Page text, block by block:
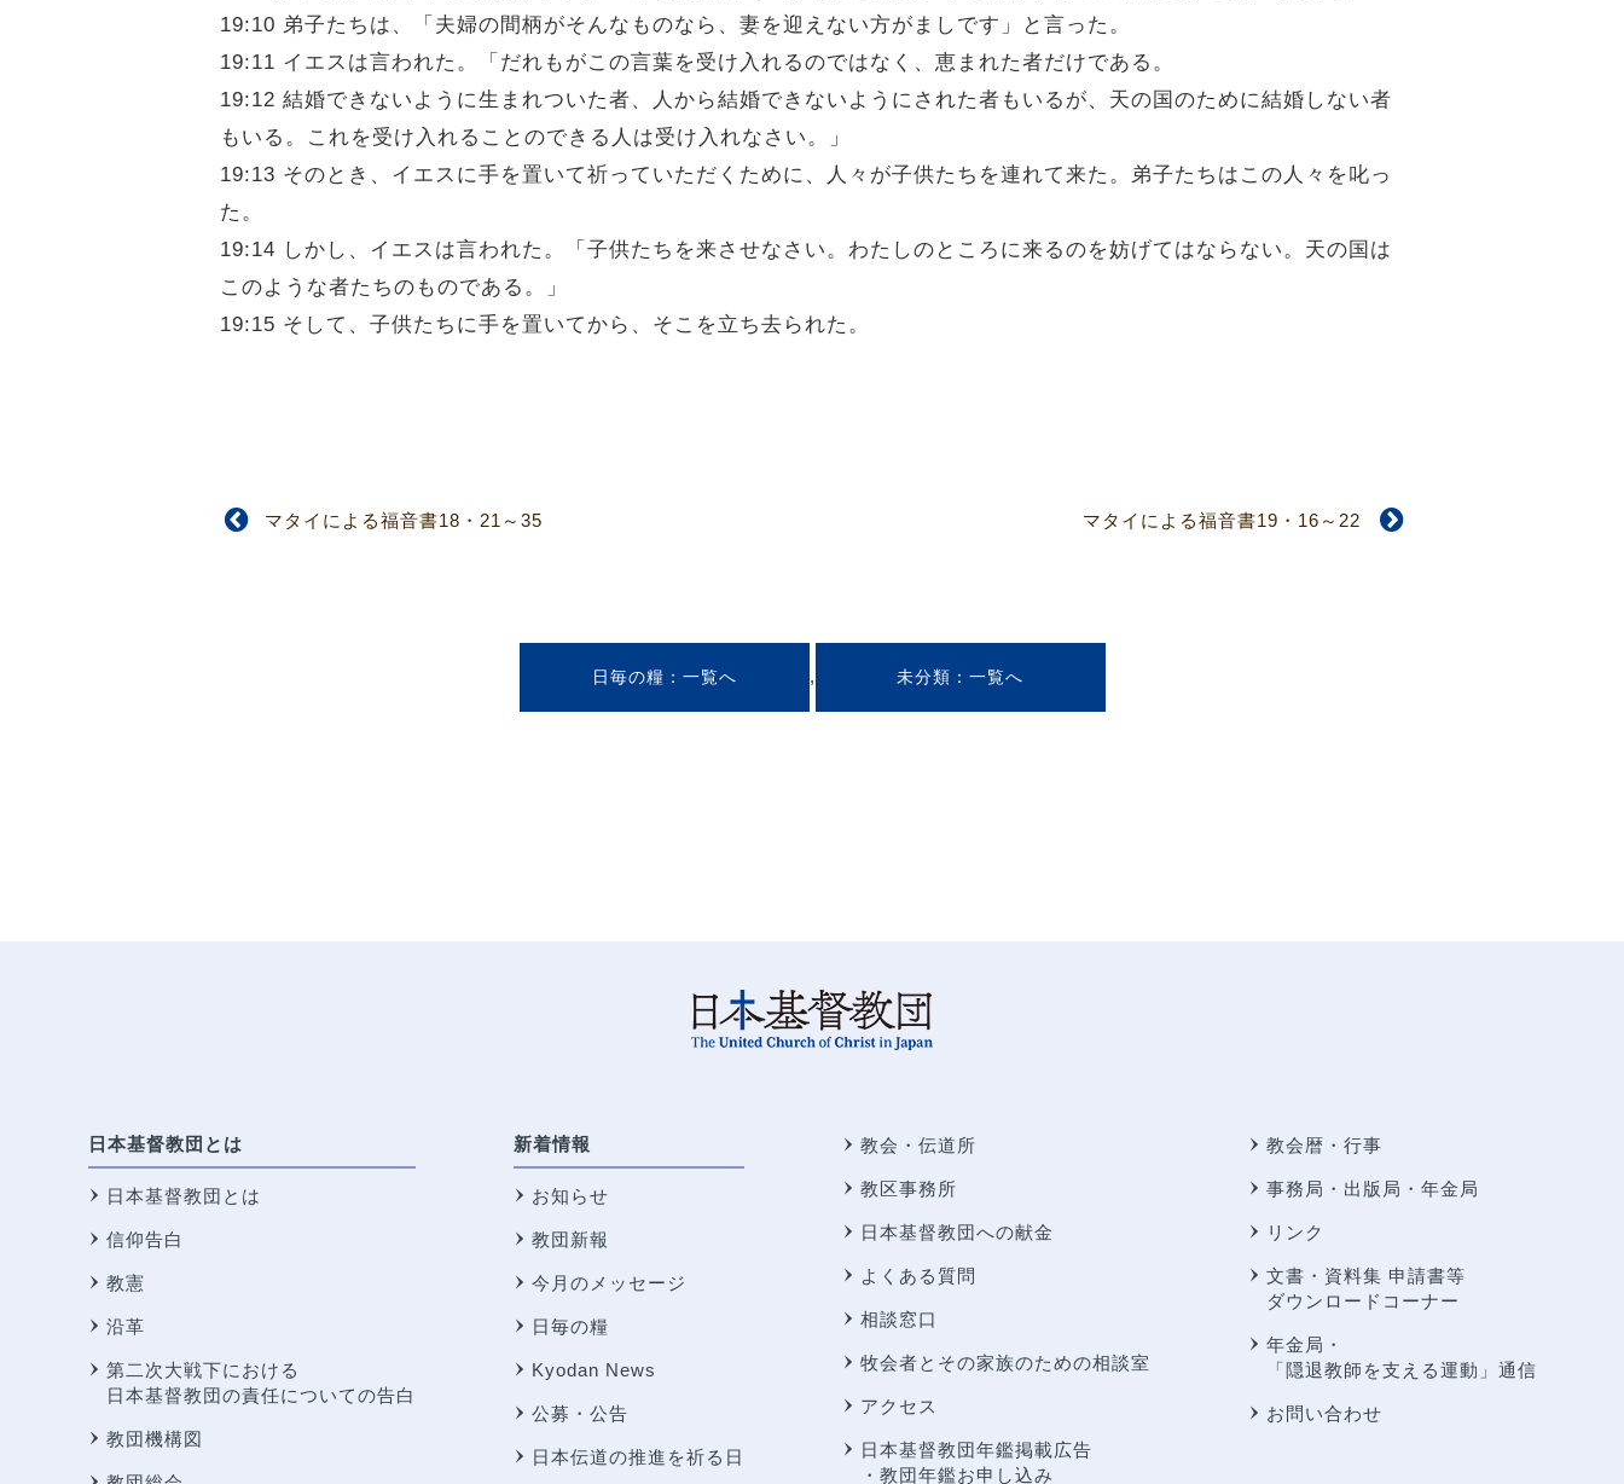
19:10 弟子たちは、「夫婦の間柄がそんなものなら、妻を迎えない方がましです」と言った。
19:11 イエスは言われた。「だれもがこの言葉を受け入れるのではなく、恵まれた者だけである。
19:12 結婚できないように生まれついた者、人から結婚できないようにされた者もいるが、天の国のために結婚しない者
もいる。これを受け入れることのできる人は受け入れなさい。」
19:13 そのとき、イエスに手を置いて祈っていただくために、人々が子供たちを連れて来た。弟子たちはこの人々を叱っ
た。
19:14 しかし、イエスは言われた。「子供たちを来させなさい。わたしのところに来るのを妨げてはならない。天の国は
このような者たちのものである。」
19:15 そして、子供たちに手を置いてから、そこを立ち去られた。
マタイによる福音書18・21～35 マタイによる福音書19・16～22
日毎の糧 , 未分類
日本基督教団とは
日本基督教団とは
信仰告白
教憲
沿革
第二次大戦下における
日本基督教団の責任についての告白
教団機構図
新着情報
お知らせ
教団新報
今月のメッセージ
日毎の糧
Kyodan News
公募・公告
日本伝道の推進を祈る日
教会・伝道所
教区事務所
日本基督教団への献金
よくある質問
相談窓口
牧会者とその家族のための相談室
アクセス
日本基督教団年鑑掲載広告
・教団年鑑お申し込み
教会暦・行事
事務局・出版局・年金局
リンク
文書・資料集 申請書等
ダウンロードコーナー
年金局・
「隠退教師を支える運動」通信
お問い合わせ